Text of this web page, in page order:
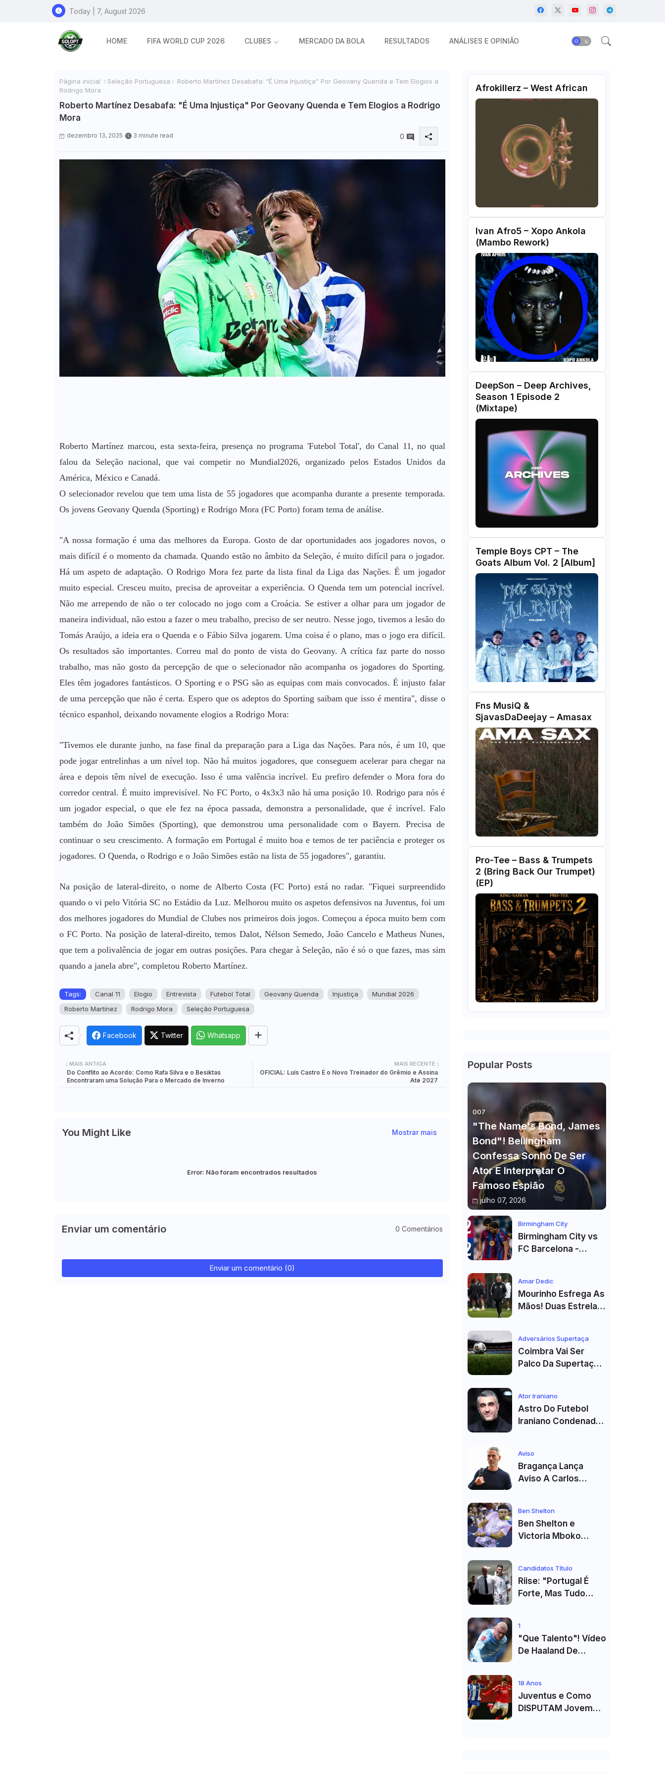
Today | 7, August 2026
HOME FIFA WORLD CUP 2026 CLUBES MERCADO DA BOLA RESULTADOS ANÁLISES E OPINIÃO
Página inicial Seleção Portuguesa
Roberto Martínez Desabafa: "É Uma Injustiça" Por Geovany Quenda e Tem Elogios a
Rodrigo Mora
Roberto Martínez Desabafa: "É Uma Injustiça" Por Geovany Quenda e Tem Elogios a Rodrigo
Mora
dezembro 13, 2025 3 minute read 0
Roberto Martínez marcou, esta sexta-feira, presença no programa 'Futebol Total', do Canal 11, no qual
falou da Seleção nacional, que vai competir no Mundial2026, organizado pelos Estados Unidos da
América, México e Canadá.
O selecionador revelou que tem uma lista de 55 jogadores que acompanha durante a presente temporada.
Os jovens Geovany Quenda (Sporting) e Rodrigo Mora (FC Porto) foram tema de análise.
"A nossa formação é uma das melhores da Europa. Gosto de dar oportunidades aos jogadores novos, o
mais difícil é o momento da chamada. Quando estão no âmbito da Seleção, é muito difícil para o jogador.
Há um aspeto de adaptação. O Rodrigo Mora fez parte da lista final da Liga das Nações. É um jogador
muito especial. Cresceu muito, precisa de aproveitar a experiência. O Quenda tem um potencial incrível.
Não me arrependo de não o ter colocado no jogo com a Croácia. Se estiver a olhar para um jogador de
maneira individual, não estou a fazer o meu trabalho, preciso de ser neutro. Nesse jogo, tivemos a lesão do
Tomás Araújo, a ideia era o Quenda e o Fábio Silva jogarem. Uma coisa é o plano, mas o jogo era difícil.
Os resultados são importantes. Correu mal do ponto de vista do Geovany. A crítica faz parte do nosso
trabalho, mas não gosto da percepção de que o selecionador não acompanha os jogadores do Sporting.
Eles têm jogadores fantásticos. O Sporting e o PSG são as equipas com mais convocados. É injusto falar
de uma percepção que não é certa. Espero que os adeptos do Sporting saibam que isso é mentira", disse o
técnico espanhol, deixando novamente elogios a Rodrigo Mora:
"Tivemos ele durante junho, na fase final da preparação para a Liga das Nações. Para nós, é um 10, que
pode jogar entrelinhas a um nível top. Não há muitos jogadores, que conseguem acelerar para chegar na
área e depois têm nível de execução. Isso é uma valência incrível. Eu prefiro defender o Mora fora do
corredor central. É muito imprevisível. No FC Porto, o 4x3x3 não há uma posição 10. Rodrigo para nós é
um jogador especial, o que ele fez na época passada, demonstra a personalidade, que é incrível. Falo
também do João Simões (Sporting), que demonstrou uma personalidade com o Bayern. Precisa de
continuar o seu crescimento. A formação em Portugal é muito boa e temos de ter paciência e proteger os
jogadores. O Quenda, o Rodrigo e o João Simões estão na lista de 55 jogadores", garantiu.
Na posição de lateral-direito, o nome de Alberto Costa (FC Porto) está no radar. "Fiquei surpreendido
quando o vi pelo Vitória SC no Estádio da Luz. Melhorou muito os aspetos defensivos na Juventus, foi um
dos melhores jogadores do Mundial de Clubes nos primeiros dois jogos. Começou a época muito bem com
o FC Porto. Na posição de lateral-direito, temos Dalot, Nélson Semedo, João Cancelo e Matheus Nunes,
que tem a polivalência de jogar em outras posições. Para chegar à Seleção, não é só o que fazes, mas sim
quando a janela abre", completou Roberto Martínez.
Tags: Canal 11 Elogio Entrevista Futebol Total Geovany Quenda Injustiça
Mundial 2026
Roberto Martínez
Rodrigo Mora Seleção Portuguesa
Facebook Twitter Whatsapp
MAIS RECENTE
OFICIAL: Luís Castro É o Novo Treinador do Grêmio e Assina
Até 2027
MAIS ANTIGA
Do Conflito ao Acordo: Como Rafa Silva e o Besiktas
Encontraram uma Solução Para o Mercado de Inverno
You Might Like Mostrar mais
Error: Não foram encontrados resultados
Enviar um comentário 0 Comentários
Enviar um comentário (0)
Afrokillerz – West African
Ivan Afro5 – Xopo Ankola
(Mambo Rework)
DeepSon – Deep Archives,
Season 1 Episode 2
(Mixtape)
Temple Boys CPT – The
Goats Album Vol. 2 [Album]
Fns MusiQ &
SjavasDaDeejay – Amasax
Pro-Tee – Bass & Trumpets
2 (Bring Back Our Trumpet)
(EP)
Popular Posts
007
"The Name's Bond, James
Bond"! Bellingham
Confessa Sonho De Ser
Ator E Interpretar O
Famoso Espião
julho 07, 2026
Birmingham City
Birmingham City vs
FC Barcelona -
Amar Dedic
Mourinho Esfrega As
Mãos! Duas Estrelas
Madrid
Adversários Supertaça
Coimbra Vai Ser
Palco Da Supertaça
E Adversários
Confirmados
Ator Iraniano
Astro Do Futebol
Iraniano Condenado
Acusado De Estupro
E Sequestro
Aviso
Bragança Lança
Aviso A Carlos
O Sp. Braga
Ben Shelton
Ben Shelton e
Victoria Mboko
Masters 1000 de
Toronto
Candidatos Título
Riise: "Portugal É
Forte, Mas Tudo
Ronaldo"
1
"Que Talento"! Vídeo
De Haaland De
Internet
18 Anos
Juventus e Como
DISPUTAM Jovem